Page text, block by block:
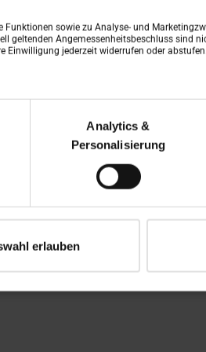
sowie zu Analyse- und
geltenden Angemessenheitsbeschluss sind
Einwilligung jederzeit widerrufen oder
Analytics &
Personalisierung
erlauben
Du wirst
Wir könnten dir
Tageslicht
die Atmosphäre
Tageslichteinfall